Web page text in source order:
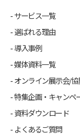
サービス一覧
選ばれる理由
導入事例
媒体資料一覧
オンライン展示会/
特集企画・キャンペ
資料ダウンロード
よくあるご質問